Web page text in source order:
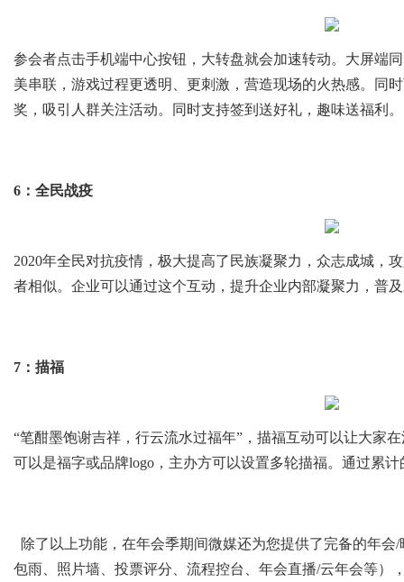
参会者点击手机端中心按钮，大转盘就会加速转动。大屏端
美串联，游戏过程更透明、更刺激，营造现场的火热感。同
奖，吸引人群关注活动。同时支持签到送好礼，趣味送福利。
6：全民战疫
2020年全民对抗疫情，极大提高了民族凝聚力，众志成城，
者相似。企业可以通过这个互动，提升企业内部凝聚力，普
7：描福
“笔酣墨饱谢吉祥，行云流水过福年”，描福互动可以让大家
可以是福字或品牌logo，主办方可以设置多轮描福。通过累
除了以上功能， 在年会季期间微媒还为您提供了完备的年
包雨、照片墙、投票评分、流程控台、年会直播/云年会等）